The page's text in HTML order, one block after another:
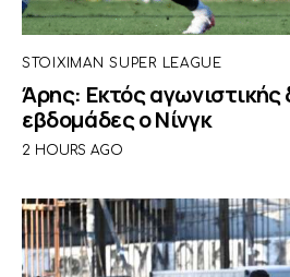
STOIXIMAN SUPER LEAGUE
Άρης: Εκτός αγωνιστικής
εβδομάδες ο Νίνγκ
2 HOURS AGO